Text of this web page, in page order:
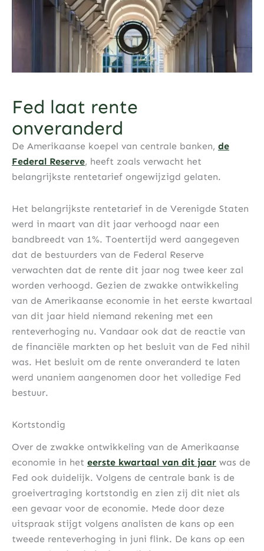
Fed laat rente
onveranderd
De Amerikaanse koepel van centrale banken, de
Federal Reserve, heeft zoals verwacht het
belangrijkste rentetarief ongewijzigd gelaten.
Het belangrijkste rentetarief in de Verenigde Staten
werd in maart van dit jaar verhoogd naar een
bandbreedt van 1%. Toentertijd werd aangegeven
dat de bestuurders van de Federal Reserve
verwachten dat de rente dit jaar nog twee keer zal
worden verhoogd. Gezien de zwakke ontwikkeling
van de Amerikaanse economie in het eerste kwartaal
van dit jaar hield niemand rekening met een
renteverhoging nu. Vandaar ook dat de reactie van
de financiële markten op het besluit van de Fed nihil
was. Het besluit om de rente onveranderd te laten
werd unaniem aangenomen door het volledige Fed
bestuur.
Kortstondig
Over de zwakke ontwikkeling van de Amerikaanse
economie in het eerste kwartaal van dit jaar was de
Fed ook duidelijk. Volgens de centrale bank is de
groeivertraging kortstondig en zien zij dit niet als
een gevaar voor de economie. Mede door deze
uitspraak stijgt volgens analisten de kans op een
tweede renteverhoging in juni flink. De kans op een